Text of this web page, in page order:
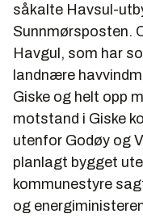
såkalte Havsul-
Sunnmørsposten.
Havgul, som har
landnære
Giske og helt opp
motstand i Giske
utenfor Godøy og
planlagt bygget
kommunestyre
og